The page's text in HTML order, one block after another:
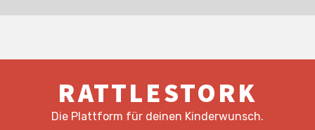
RATTLESTORK
Die Plattform für deinen Kinderwunsch.